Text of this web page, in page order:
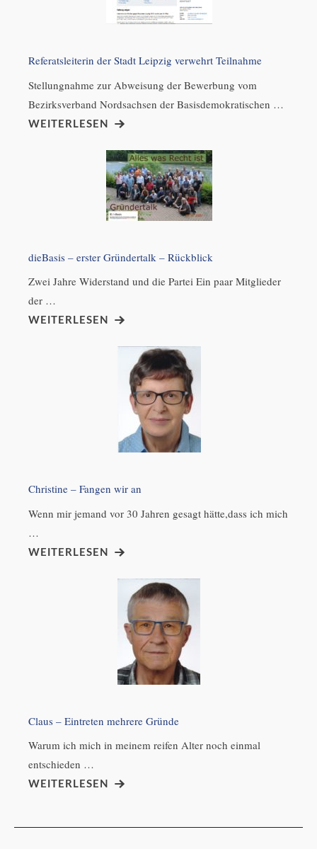
Referatsleiterin der Stadt Leipzig verwehrt Teilnahme
Stellungnahme zur Abweisung der Bewerbung vom
Bezirksverband Nordsachsen der Basisdemokratischen …
WEITERLESEN
dieBasis – erster Gründertalk – Rückblick
Zwei Jahre Widerstand und die Partei Ein paar Mitglieder
der …
WEITERLESEN
Christine – Fangen wir an
Wenn mir jemand vor 30 Jahren gesagt hätte,dass ich mich
…
WEITERLESEN
Claus – Eintreten mehrere Gründe
Warum ich mich in meinem reifen Alter noch einmal
entschieden …
WEITERLESEN